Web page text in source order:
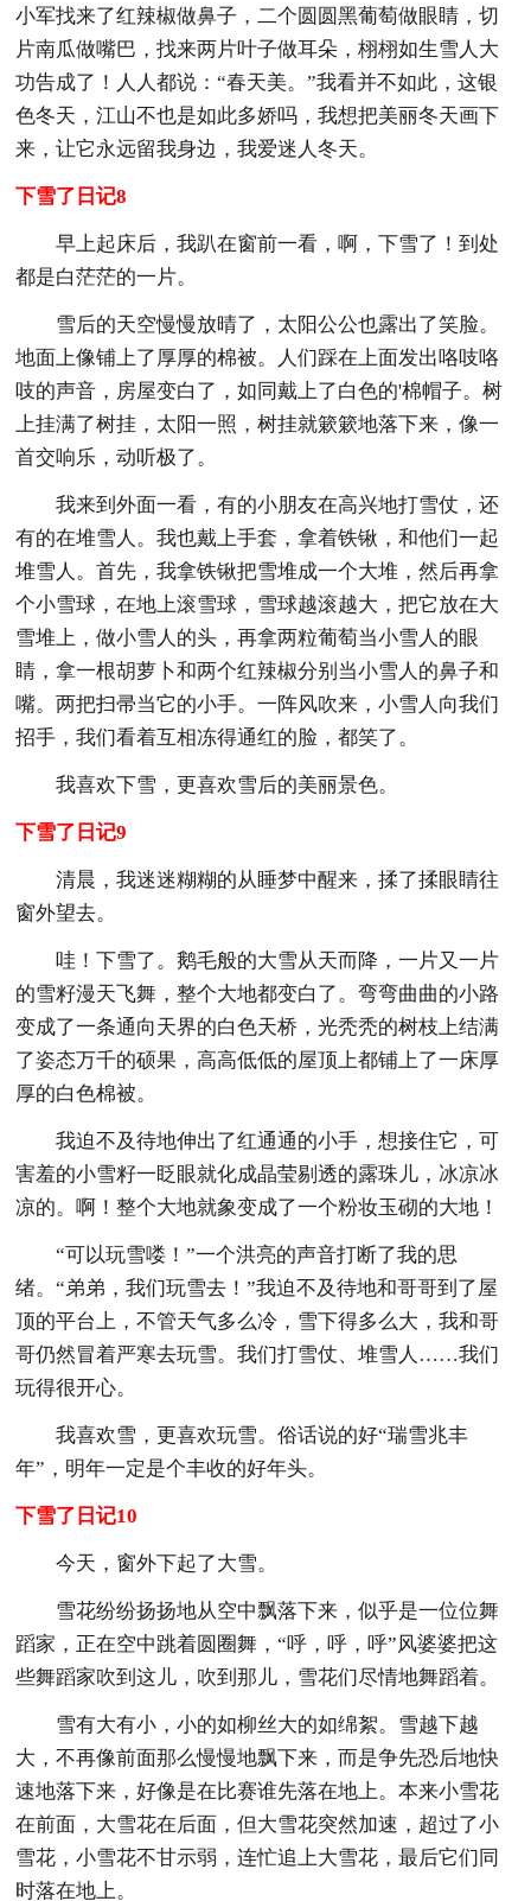
小军找来了红辣椒做鼻子，二个圆圆黑葡萄做眼睛，切
片南瓜做嘴巴，找来两片叶子做耳朵，栩栩如生雪人大
功告成了！人人都说：“春天美。”我看并不如此，这银
色冬天，江山不也是如此多娇吗，我想把美丽冬天画下
来，让它永远留我身边，我爱迷人冬天。
下雪了日记8
早上起床后，我趴在窗前一看，啊，下雪了！到处
都是白茫茫的一片。
雪后的天空慢慢放晴了，太阳公公也露出了笑脸。
地面上像铺上了厚厚的棉被。人们踩在上面发出咯吱咯
吱的声音，房屋变白了，如同戴上了白色的'棉帽子。树
上挂满了树挂，太阳一照，树挂就簌簌地落下来，像一
首交响乐，动听极了。
我来到外面一看，有的小朋友在高兴地打雪仗，还
有的在堆雪人。我也戴上手套，拿着铁锹，和他们一起
堆雪人。首先，我拿铁锹把雪堆成一个大堆，然后再拿
个小雪球，在地上滚雪球，雪球越滚越大，把它放在大
雪堆上，做小雪人的头，再拿两粒葡萄当小雪人的眼
睛，拿一根胡萝卜和两个红辣椒分别当小雪人的鼻子和
嘴。两把扫帚当它的小手。一阵风吹来，小雪人向我们
招手，我们看着互相冻得通红的脸，都笑了。
我喜欢下雪，更喜欢雪后的美丽景色。
下雪了日记9
清晨，我迷迷糊糊的从睡梦中醒来，揉了揉眼睛往
窗外望去。
哇！下雪了。鹅毛般的大雪从天而降，一片又一片
的雪籽漫天飞舞，整个大地都变白了。弯弯曲曲的小路
变成了一条通向天界的白色天桥，光秃秃的树枝上结满
了姿态万千的硕果，高高低低的屋顶上都铺上了一床厚
厚的白色棉被。
我迫不及待地伸出了红通通的小手，想接住它，可
害羞的小雪籽一眨眼就化成晶莹剔透的露珠儿，冰凉冰
凉的。啊！整个大地就象变成了一个粉妆玉砌的大地！
“可以玩雪喽！”一个洪亮的声音打断了我的思
绪。“弟弟，我们玩雪去！”我迫不及待地和哥哥到了屋
顶的平台上，不管天气多么冷，雪下得多么大，我和哥
哥仍然冒着严寒去玩雪。我们打雪仗、堆雪人……我们
玩得很开心。
我喜欢雪，更喜欢玩雪。俗话说的好“瑞雪兆丰
年”，明年一定是个丰收的好年头。
下雪了日记10
今天，窗外下起了大雪。
雪花纷纷扬扬地从空中飘落下来，似乎是一位位舞
蹈家，正在空中跳着圆圈舞，“呼，呼，呼”风婆婆把这
些舞蹈家吹到这儿，吹到那儿，雪花们尽情地舞蹈着。
雪有大有小，小的如柳丝大的如绵絮。雪越下越
大，不再像前面那么慢慢地飘下来，而是争先恐后地快
速地落下来，好像是在比赛谁先落在地上。本来小雪花
在前面，大雪花在后面，但大雪花突然加速，超过了小
雪花，小雪花不甘示弱，连忙追上大雪花，最后它们同
时落在地上。